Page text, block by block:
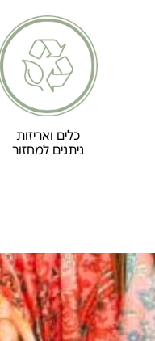
כלים ואריזות
ניתנים למחזור